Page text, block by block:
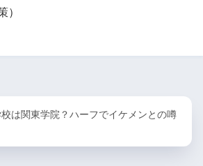
）
は関東学院？ハーフでイケメンとの噂